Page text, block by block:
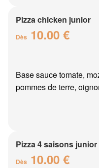
Pizza chicken junior
Dès 10.00 €
Base sauce tomate,
pommes de terre,
Pizza 4 saisons junior
Dès 10.00 €